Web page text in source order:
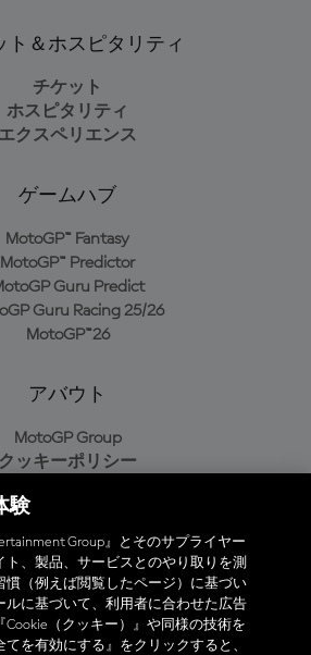
ト＆ホスピタリティ
チケット
ホスピタリティ
エクスペリエンス
ゲームハブ
MotoGP™ Fantasy
MotoGP™ Predictor
Guru Predict
Guru Racing 25/26
MotoGP™26
アバウト
MotoGP Group
クッキーポリシー
イバシーポリシー
購入ポリシー
オフィシャルアプリ
験
Group』とそのサプライヤー
ト、製品、サービスとのやり取りを測
慣（例えば閲覧したページ）に基づい
ルに基づいて、利用者に合わせた広告
Cookie（クッキー）』や同様の技術を
を有効にする』をクリックすると、